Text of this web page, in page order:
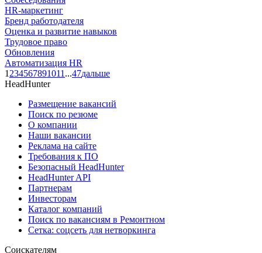
HR-маркетинг
Бренд работодателя
Оценка и развитие навыков
Трудовое право
Обновления
Автоматизация HR
1 234567891011 ...47дальше
HeadHunter
Размещение вакансий
Поиск по резюме
О компании
Наши вакансии
Реклама на сайте
Требования к ПО
Безопасный HeadHunter
HeadHunter API
Партнерам
Инвесторам
Каталог компаний
Поиск по вакансиям в Ремонтном
Сетка: соцсеть для нетворкинга
Соискателям